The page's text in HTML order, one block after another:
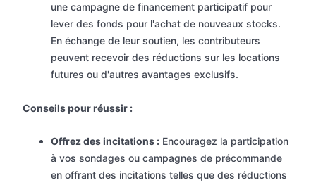
une campagne de financement participatif pour
lever des fonds pour l'achat de nouveaux stocks.
En échange de leur soutien, les contributeurs
peuvent recevoir des réductions sur les locations
futures ou d'autres avantages exclusifs.
Conseils pour réussir :
Offrez des incitations : Encouragez la participation
à vos sondages ou campagnes de précommande
en offrant des incitations telles que des réductions